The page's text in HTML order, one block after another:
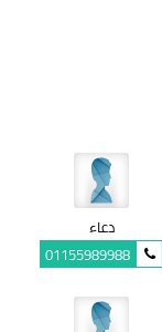
دعاء
01155989988